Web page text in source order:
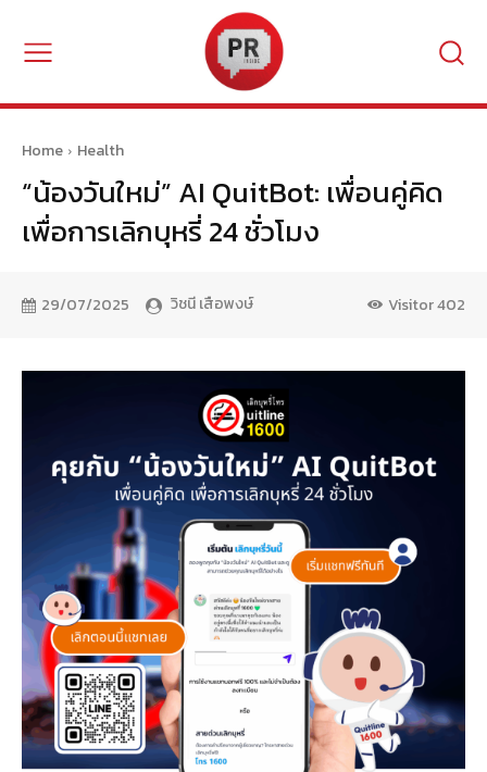
Home Health
“น้องวันใหม่” AI QuitBot: เพื่อนคู่คิด
เพื่อการเลิกบุหรี่ 24 ชั่วโมง
29/07/2025 วิชนี เสือพงษ์ Visitor402